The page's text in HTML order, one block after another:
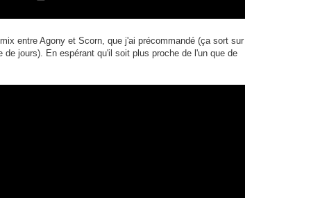
entre Agony et Scorn, que j'ai précommandé (ça sort sur
de jours). En espérant qu'il soit plus proche de l'un que de